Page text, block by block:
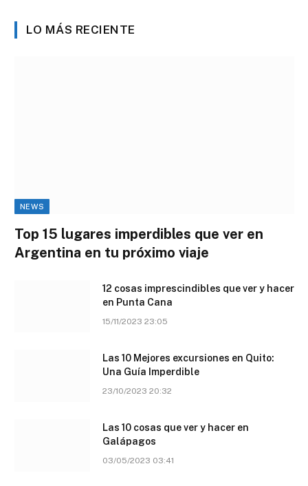
LO MÁS RECIENTE
NEWS
Top 15 lugares imperdibles que ver en
Argentina en tu próximo viaje
12 cosas imprescindibles que ver y hacer
en Punta Cana
15/11/2023 23:05
Las 10 Mejores excursiones en Quito:
Una Guía Imperdible
23/10/2023 20:32
Las 10 cosas que ver y hacer en
Galápagos
03/05/2023 03:41